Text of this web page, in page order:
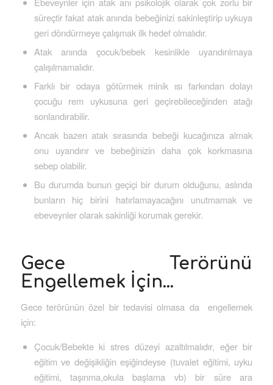
süreçtir fakat atak anında bebeğinizi sakinleştirip uykuya
geri döndürmeye çalışmak ilk hedef olmalıdır.
Atak anında çocuk/bebek kesinlikle uyandırılmaya
çalışılmamalıdır.
Farklı bir odaya götürmek minik ısı farkından dolayı
çocuğu rem uykusuna geri geçirebileceğinden atağı
sonlandırabilir.
Ancak bazen atak sırasında bebeği kucağınıza almak
onu uyandırır ve bebeğinizin daha çok korkmasına
sebep olabilir.
Bu durumda bunun geçiçi bir durum olduğunu, aslında
bunların hiç birini hatırlamayacağını unutmamak ve
ebeveynler olarak sakinliği korumak gerekir.
Gece Terörünü
Engellemek İçin…
Gece terörünün özel bir tedavisi olmasa da engellemek
için:
Çocuk/Bebekte ki stres düzeyi azaltılmalıdır, eğer bir
eğitim ve değişikliğin eşiğindeyse (tuvalet eğitimi, uyku
eğitimi, taşınma,okula başlama vb) bir süre ara